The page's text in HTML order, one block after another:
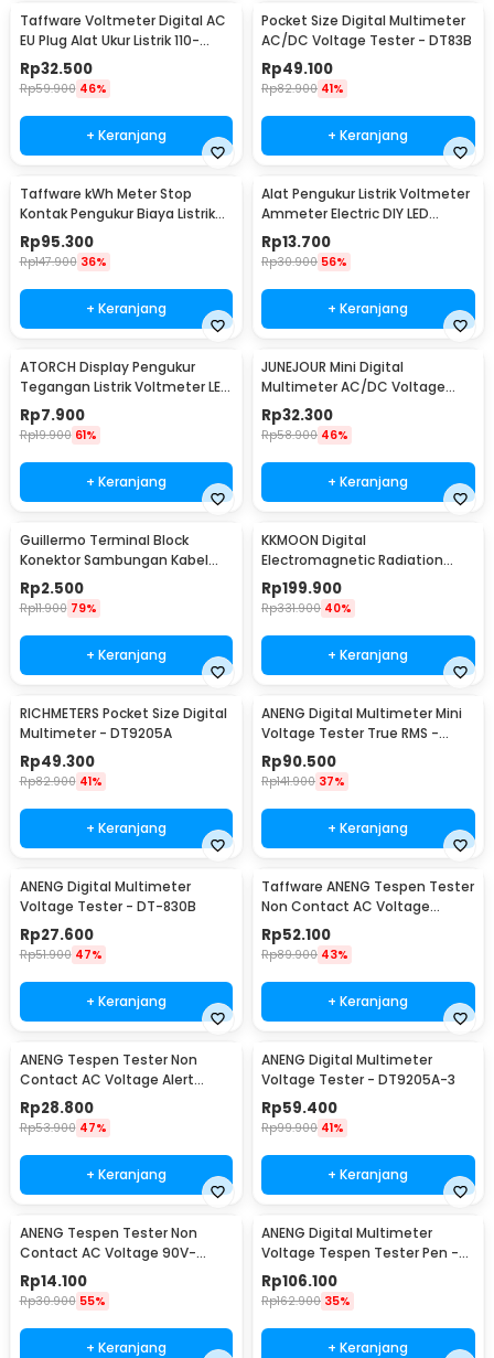
Taffware Voltmeter Digital AC
EU Plug Alat Ukur Listrik 110-
300V - DM55-1
Rp32.500
Rp59.900 46%
+ Keranjang
Pocket Size Digital Multimeter
AC/DC Voltage Tester - DT83B
Rp49.100
Rp82.900 41%
+ Keranjang
Taffware kWh Meter Stop
Kontak Pengukur Biaya Listrik
Rumah - KWE-PM01
Rp95.300
Rp147.900 36%
+ Keranjang
Alat Pengukur Listrik Voltmeter
Ammeter Electric DIY LED
Display - GN-0117
Rp13.700
Rp30.900 56%
+ Keranjang
ATORCH Display Pengukur
Tegangan Listrik Voltmeter LED
- 123
Rp7.900
Rp19.900 61%
+ Keranjang
JUNEJOUR Mini Digital
Multimeter AC/DC Voltage
Tester 1999 Count - XL830L
Rp32.300
Rp58.900 46%
+ Keranjang
Guillermo Terminal Block
Konektor Sambungan Kabel
Listrik 1 PCS PCT-222 - GTB6
Rp2.500
Rp11.900 79%
+ Keranjang
KKMOON Digital
Electromagnetic Radiation
Field Dosimeter Detector -
ET825
Rp199.900
Rp331.900 40%
+ Keranjang
RICHMETERS Pocket Size Digital
Multimeter - DT9205A
Rp49.300
Rp82.900 41%
+ Keranjang
ANENG Digital Multimeter Mini
Voltage Tester True RMS -
M118A
Rp90.500
Rp141.900 37%
+ Keranjang
ANENG Digital Multimeter
Voltage Tester - DT-830B
Rp27.600
Rp51.900 47%
+ Keranjang
Taffware ANENG Tespen Tester
Non Contact AC Voltage
Detector 12V-1000V - VC1017
Rp52.100
Rp89.900 43%
+ Keranjang
ANENG Tespen Tester Non
Contact AC Voltage Alert
Detector 12-1000V - VD802
Rp28.800
Rp53.900 47%
+ Keranjang
ANENG Digital Multimeter
Voltage Tester - DT9205A-3
Rp59.400
Rp99.900 41%
+ Keranjang
ANENG Tespen Tester Non
Contact AC Voltage 90V-
1000V - 1AC-D Plus
Rp14.100
Rp30.900 55%
+ Keranjang
ANENG Digital Multimeter
Voltage Tespen Tester Pen -
A3003
Rp106.100
Rp162.900 35%
+ Keranjang